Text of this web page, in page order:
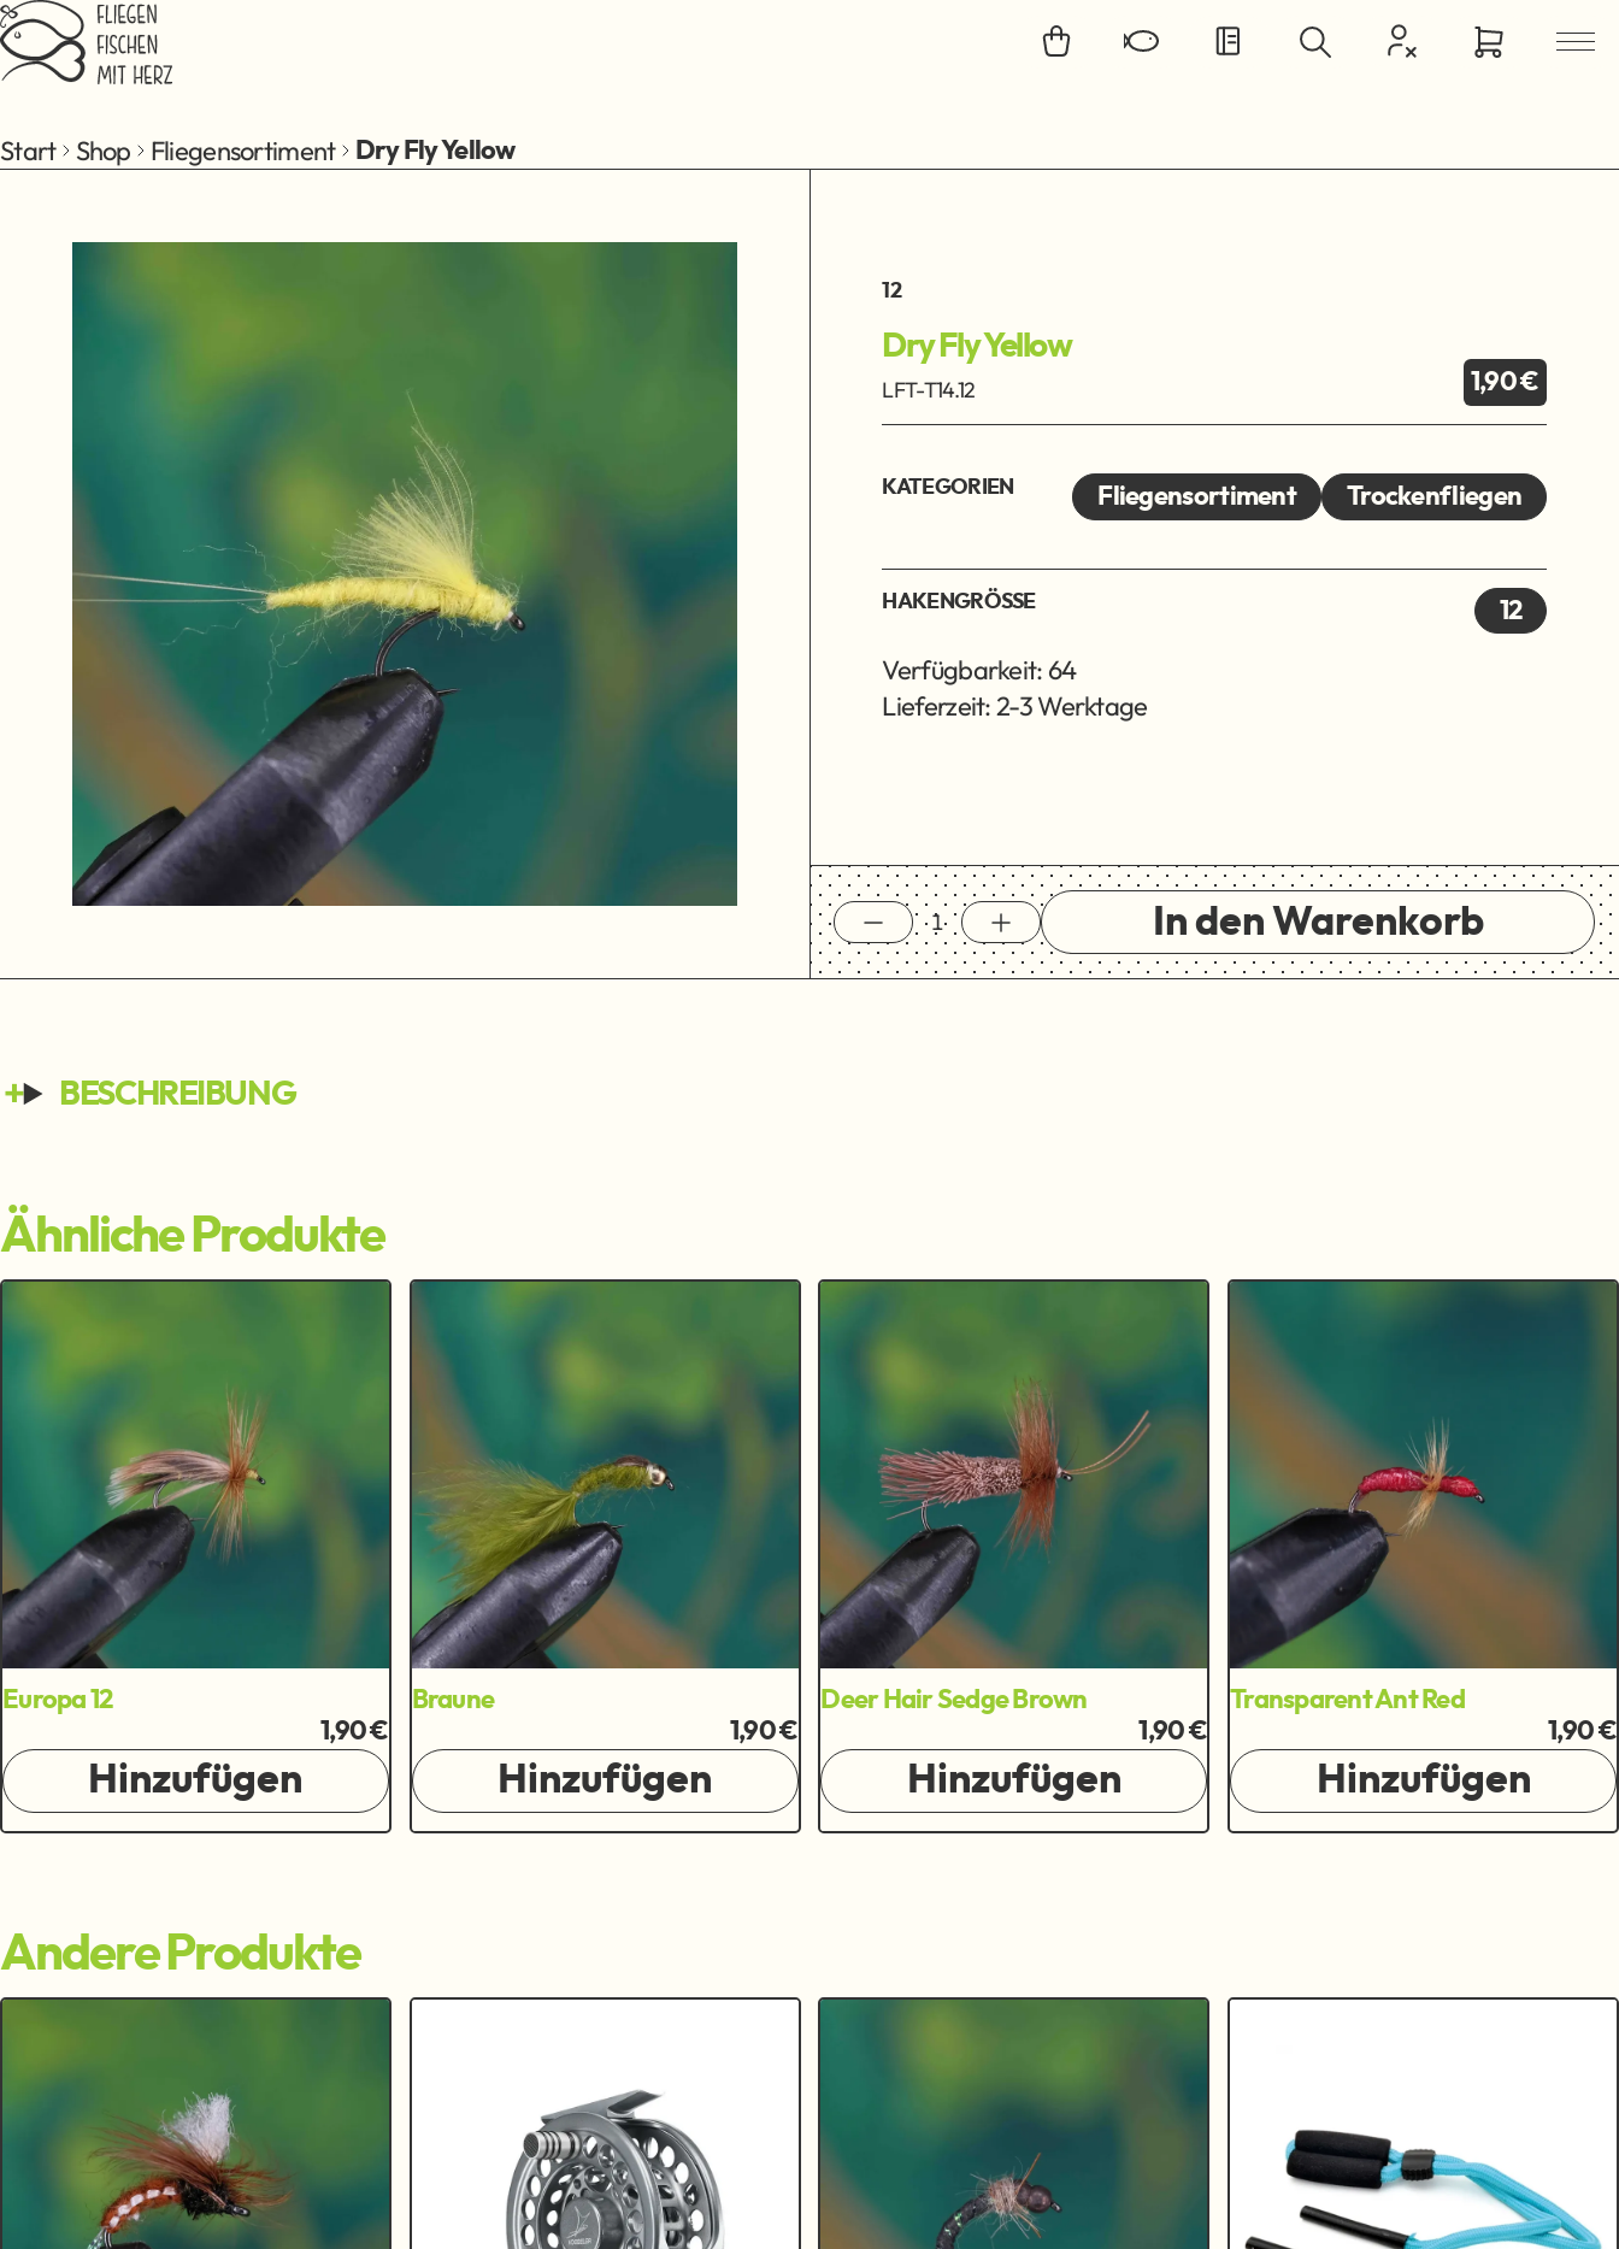
Zum Hauptinhalt springen
Start Shop Fliegensortiment Dry Fly Yellow
12
Dry Fly Yellow
LFT-T14.12 1,90 €
KATEGORIEN Fliegensortiment Trockenfliegen
HAKENGRÖSSE 12
Verfügbarkeit: 64
Lieferzeit: 2-3 Werktage
In den Warenkorb
BESCHREIBUNG
Ähnliche Produkte
Europa 12
1,90 €
Hinzufügen
Braune
1,90 €
Hinzufügen
Deer Hair Sedge Brown
1,90 €
Hinzufügen
Transparent Ant Red
1,90 €
Hinzufügen
Andere Produkte